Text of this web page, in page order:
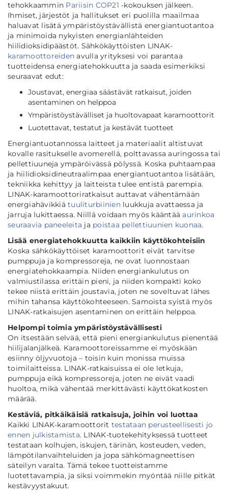
tehokkaammin Pariisin COP21 -kokouksen jälkeen.
Ihmiset, järjestöt ja hallitukset eri puolilla maailmaa
haluavat lisätä ympäristöystävällistä energiantuotantoa
ja minimoida nykyisten energianlähteiden
hiilidioksidipäästöt. Sähkökäyttöisten LINAK-
karamoottoreiden avulla yrityksesi voi parantaa
tuotteidensa energiatehokkuutta ja saada esimerkiksi
seuraavat edut:
Joustavat, energiaa säästävät ratkaisut, joiden
asentaminen on helppoa
Ympäristöystävälliset ja huoltovapaat karamoottorit
Luotettavat, testatut ja kestävät tuotteet
Energiantuotannossa laitteet ja materiaalit altistuvat
kovalle rasitukselle avomerellä, polttavassa auringossa tai
pellettiuuneja ympäröivässä pölyssä. Koska puhtaampaa
ja hiilidioksidineutraalimpaa energiantuotantoa lisätään,
tekniikka kehittyy ja laitteista tulee entistä parempia.
LINAK-karamoottoriratkaisut auttavat vähentämään
energiahävikkiä tuuliturbiinienluukkuja avattaessa ja
jarruja lukittaessa. Niillä voidaan myös kääntääaurinkoa
seuraavia paneeleita ja poistaa pellettiuunien kuonaa.
Lisää energiatehokkuutta kaikkiin käyttökohteisiin
Koska sähkökäyttöiset karamoottorit eivät tarvitse
pumppuja ja kompressoreja, ne ovat luonnostaan
energiatehokkaampia. Niiden energiankulutus on
valmiustilassa erittäin pieni, ja niiden kompakti koko
tekee niistä erittäin joustavia, joten ne soveltuvat lähes
mihin tahansa käyttökohteeseen. Samoista syistä myös
LINAK-ratkaisujen asentaminen on erittäin helppoa.
Helpompi toimia ympäristöystävällisesti
On itsestään selvää, että pieni energiankulutus pienentää
hiilijalanjälkeä. Karamoottoreissamme ei myöskään
esiinny öljyvuotoja – toisin kuin monissa muissa
toimilaitteissa. LINAK-ratkaisuissa ei ole letkuja,
pumppuja eikä kompressoreja, joten ne eivät vaadi
huoltoa, mikä vähentää merkittävästi käyttökatkosten
määrää.
Kestäviä, pitkäikäisiä ratkaisuja, joihin voi luottaa
Kaikki LINAK-karamoottorit testataan perusteellisesti jo
ennen julkistamista. LINAK-tuotekehityksessä tuotteet
testataan kolhujen, iskujen, tärinän, kosteuden, veden,
lämpötilanvaihteluiden ja jopa sähkömagneettisen
säteilyn varalta. Tämä tekee tuotteistamme
luotettavampia, ja siksi voimmekin myöntää niille pitkät
kestävyystakuut.